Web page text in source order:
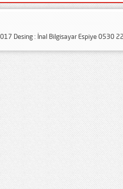
Desing : İnal Bilgisayar Espiye 0530